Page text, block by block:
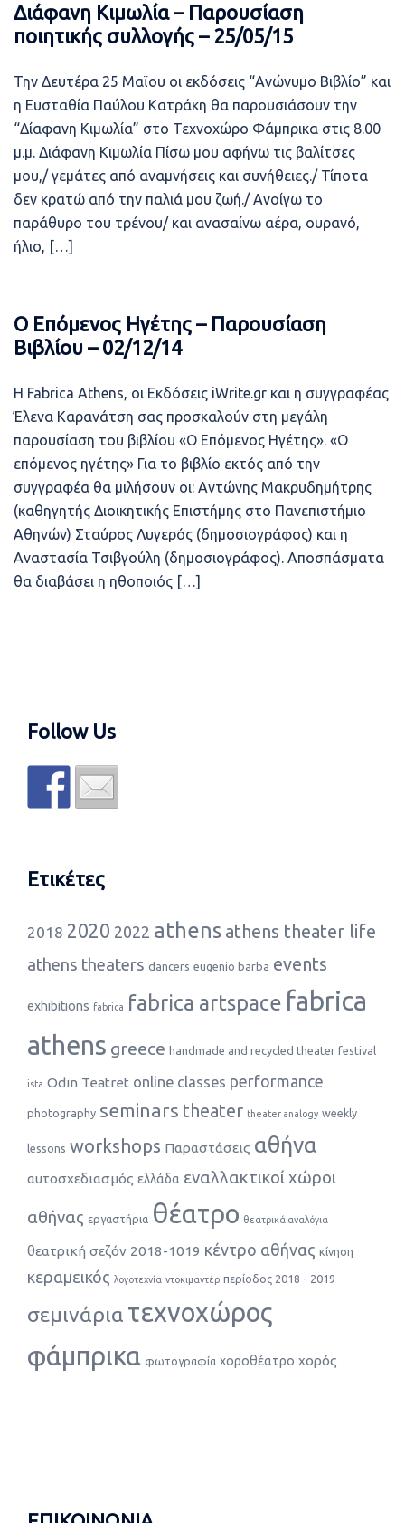
Διάφανη Κιμωλία – Παρουσίαση
ποιητικής συλλογής – 25/05/15
Την Δευτέρα 25 Μαϊου οι εκδόσεις “Ανώνυμο Βιβλίο” και
η Ευσταθία Παύλου Κατράκη θα παρουσιάσουν την
“Δίαφανη Κιμωλία” στο Τεχνοχώρο Φάμπρικα στις 8.00
μ.μ. Διάφανη Κιμωλία Πίσω μου αφήνω τις βαλίτσες
μου,/ γεμάτες από αναμνήσεις και συνήθειες./ Τίποτα
δεν κρατώ από την παλιά μου ζωή./ Ανοίγω το
παράθυρο του τρένου/ και ανασαίνω αέρα, ουρανό,
ήλιο, […]
Ο Επόμενος Ηγέτης – Παρουσίαση
Βιβλίου – 02/12/14
Η Fabrica Athens, οι Εκδόσεις iWrite.gr και η συγγραφέας
Έλενα Καρανάτση σας προσκαλούν στη μεγάλη
παρουσίαση του βιβλίου «Ο Επόμενος Ηγέτης». «Ο
επόμενος ηγέτης» Για το βιβλίο εκτός από την
συγγραφέα θα μιλήσουν οι: Αντώνης Μακρυδημήτρης
(καθηγητής Διοικητικής Επιστήμης στο Πανεπιστήμιο
Αθηνών) Σταύρος Λυγερός (δημοσιογράφος) και η
Αναστασία Τσιβγούλη (δημοσιογράφος). Αποσπάσματα
θα διαβάσει η ηθοποιός […]
Follow Us
Ετικέτες
2018 2020 2022 athens athens theater life
athens theaters dancers eugenio barba events
exhibitions fabrica fabrica artspace fabrica
athens greece handmade and recycled theater festival
ista Odin Teatret online classes performance
photography seminars theater theater analogy weekly
lessons workshops Παραστάσεις αθήνα
αυτοσχεδιασμός ελλάδα εναλλακτικοί χώροι
αθήνας εργαστήρια θέατρο θεατρικά αναλόγια
θεατρική σεζόν 2018-1019 κέντρο αθήνας κίνηση
κεραμεικός λογοτεχνία ντοκιμαντέρ περίοδος 2018 - 2019
σεμινάρια τεχνοχώρος
φάμπρικα φωτογραφία χοροθέατρο χορός